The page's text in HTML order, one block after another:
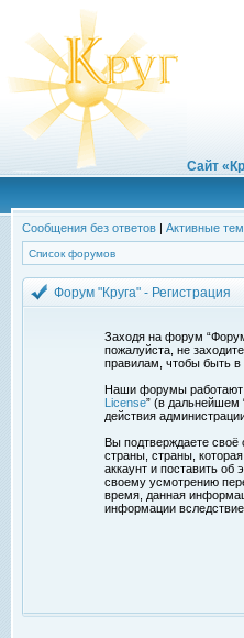
Сайт
Сообщения без ответов | Активные
Список форумов
Форум "Круга" - Регистрация
Заходя на форум
пожалуйста, не
правилам, чтобы быть в
Наши форумы работают
License” (в дальнейшем
действия
Вы подтверждаете своё
страны, страны,
аккаунт и поставить
своему усмотрению
время, данная
информации вследствие